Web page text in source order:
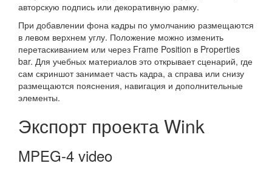
авторскую подпись или декоративную рамку.
При добавлении фона кадры по умолчанию размещаются
в левом верхнем углу. Положение можно изменить
перетаскиванием или через Frame Position в Properties
bar. Для учебных материалов это открывает сценарий, где
сам скриншот занимает часть кадра, а справа или снизу
размещаются пояснения, навигация и дополнительные
элементы.
Экспорт проекта Wink
MPEG-4 video